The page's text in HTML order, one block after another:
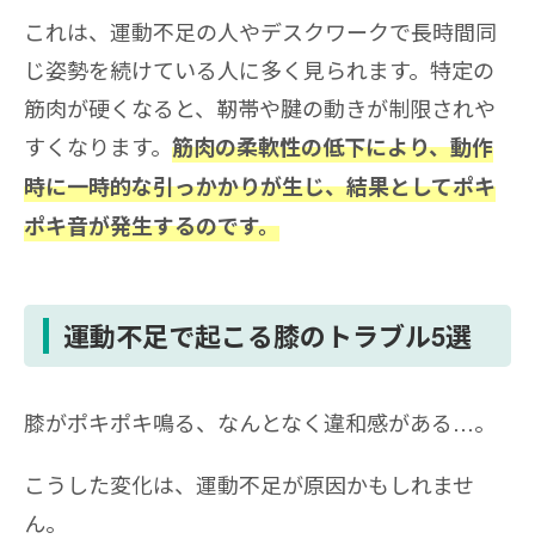
これは、運動不足の人やデスクワークで長時間同
じ姿勢を続けている人に多く見られます。特定の
筋肉が硬くなると、靭帯や腱の動きが制限されや
すくなります。 筋肉の柔軟性の低下により、動作
時に一時的な引っかかりが生じ、結果としてポキ
ポキ音が発生するのです。
運動不足で起こる膝のトラブル5選
膝がポキポキ鳴る、なんとなく違和感がある…。
こうした変化は、運動不足が原因かもしれませ
ん。